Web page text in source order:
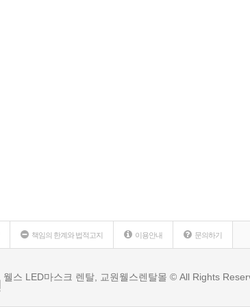
책임의 한계와 법적고지 이용안내 문의하기
웰스 LED마스크 렌탈, 교원웰스렌탈몰 © All Rights